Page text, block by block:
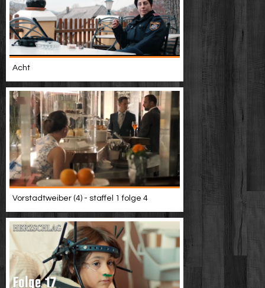
Acht
Vorstadtweiber (4) - staffel 1 folge 4